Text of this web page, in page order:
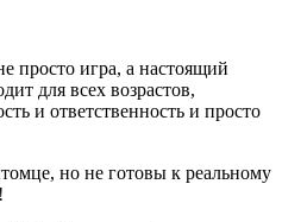
просто игра, а настоящий
для всех возрастов,
и ответственность и просто
но не готовы к реальному